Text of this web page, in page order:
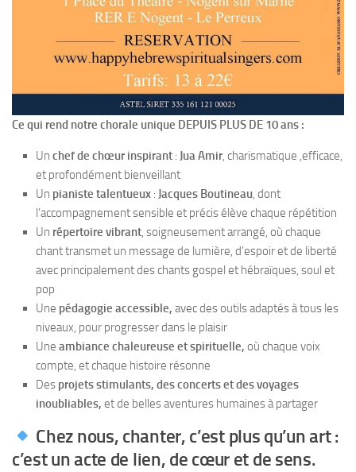
Ce qui rend notre chorale unique DEPUIS PLUS DE 10 ans :
Un chef de chœur inspirant : Jua Amir, charismatique ,efficace,
et profondément bienveillant
Un pianiste talentueux : Jacques Boutineau, dont
l’accompagnement sensible et précis élève chaque répétition
Un répertoire vibrant, soigneusement arrangé, où chaque
chant transmet un message de lumière, d’espoir et de liberté
avec principalement des chants gospel et hébraïques, soul et
pop
Une pédagogie accessible, avec des outils adaptés à tous les
niveaux, pour progresser dans le plaisir
Une ambiance chaleureuse et spirituelle, où chaque voix
compte, et chaque histoire résonne
Des projets stimulants, des concerts et des voyages
inoubliables, et de belles aventures humaines à partager
Chez nous, chanter, c’est plus qu’un art :
c’est un acte de lien, de cœur et de sens.